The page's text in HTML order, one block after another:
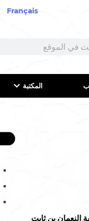
Français
المكتبة
النعمان بن ثابت